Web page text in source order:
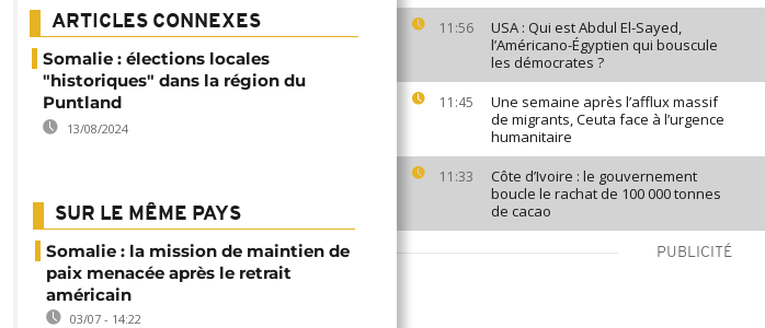
11:56
USA : Qui est Abdul El-Sayed,
l’Américano-Égyptien qui bouscule
les démocrates ?
11:45
Une semaine après l’afflux massif
de migrants, Ceuta face à l’urgence
humanitaire
11:33
Côte d’Ivoire : le gouvernement
boucle le rachat de 100 000 tonnes
de cacao
PUBLICITÉ
ARTICLES CONNEXES
Somalie : élections locales
"historiques" dans la région du
Puntland
13/08/2024
SUR LE MÊME PAYS
Somalie : la mission de maintien de
paix menacée après le retrait
américain
03/07 - 14:22